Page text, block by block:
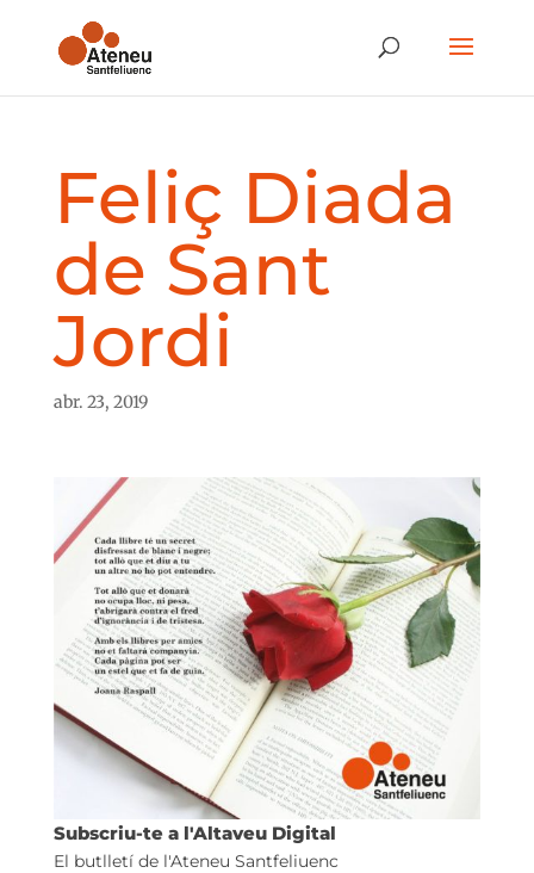
Feliç Diada
de Sant
Jordi
abr. 23, 2019
Subscriu-te a l'Altaveu Digital
El butlletí de l'Ateneu Santfeliuenc